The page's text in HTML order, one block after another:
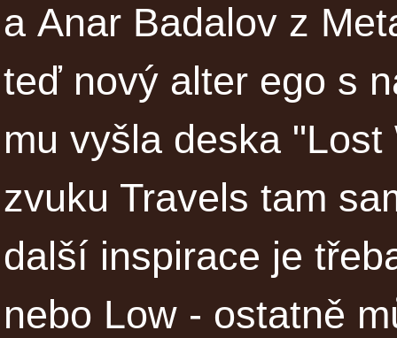
a Anar Badalov z
teď nový alter ego s
mu vyšla deska
zvuku Travels tam
další inspirace je
nebo Low - ostatně